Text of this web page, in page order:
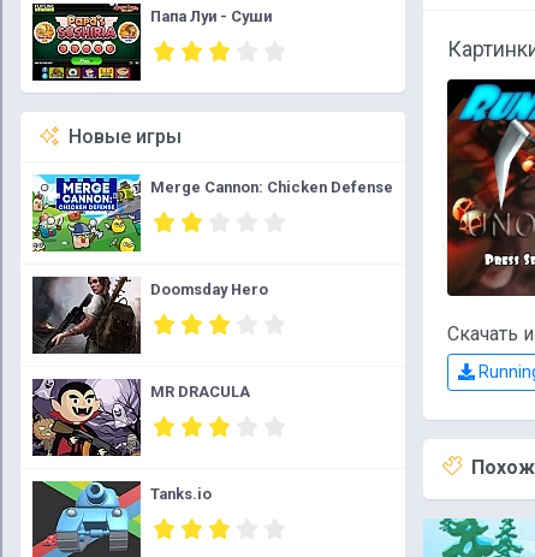
Папа Луи - Суши
Новые игры
Merge Cannon: Chicken Defense
Doomsday Hero
MR DRACULA
Tanks.io
Скачать